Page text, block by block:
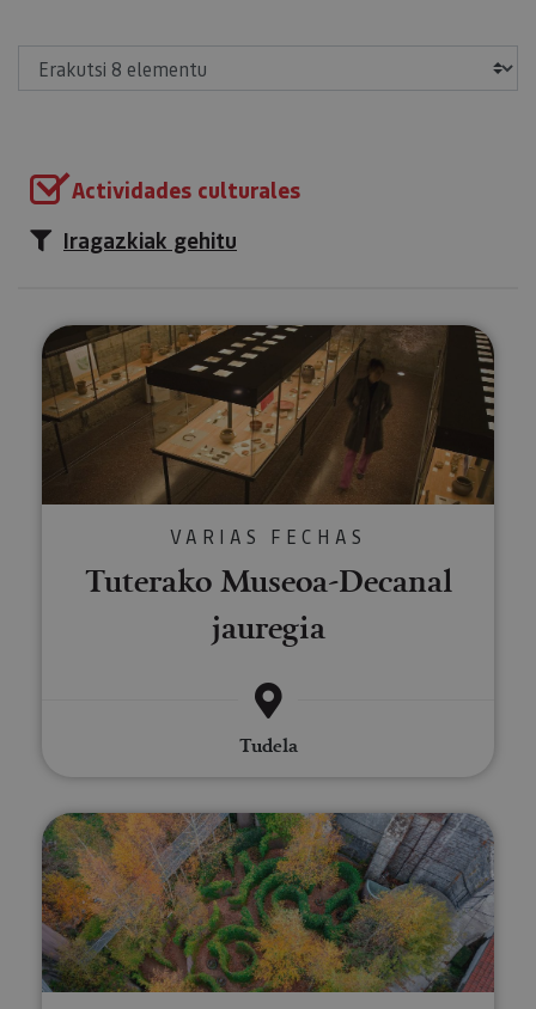
Actividades culturales
Iragazkiak gehitu
Tuterako Museoa-Decanal
VARIAS FECHAS
Tuterako Museoa-Decanal
jauregia
Tudela
Bisita gidatua Hilarrien Museora